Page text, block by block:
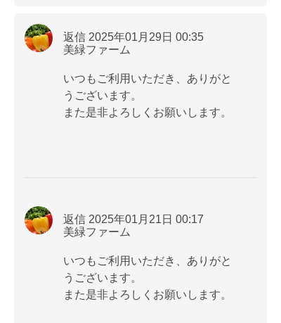
返信 2025年01月29日 00:35
美緑ファーム
いつもご利用いただき、ありがと
うございます。
また是非よろしくお願いします。
返信 2025年01月21日 00:17
美緑ファーム
いつもご利用いただき、ありがと
うございます。
また是非よろしくお願いします。